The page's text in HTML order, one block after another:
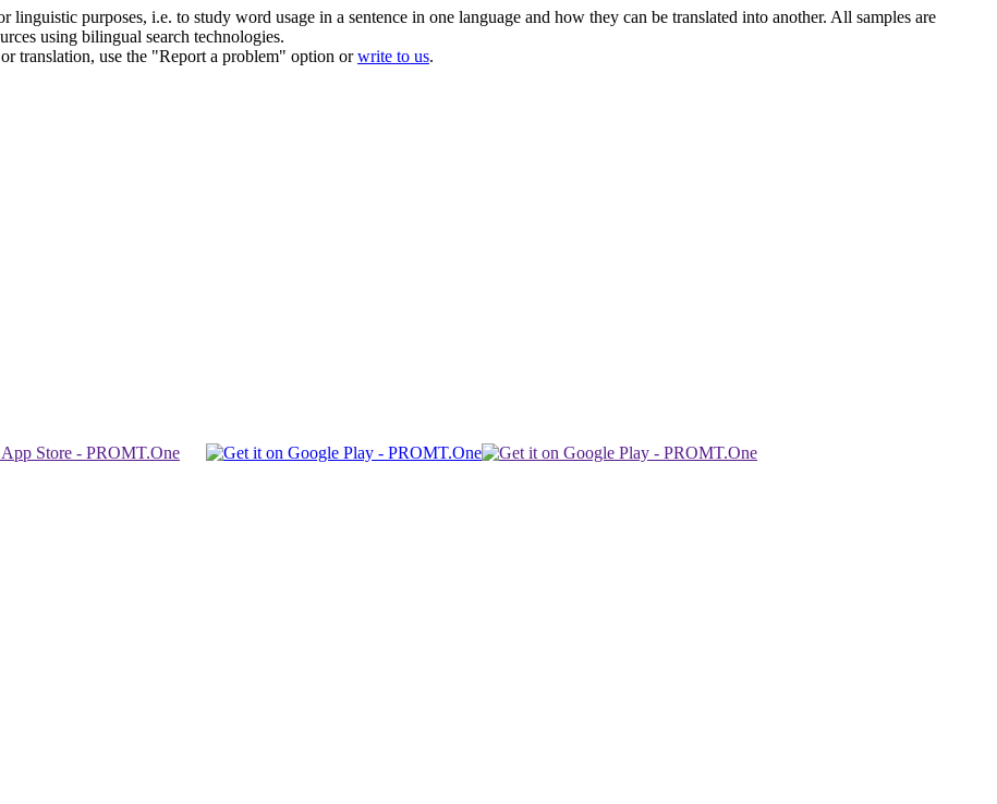
purposes, i.e. to study word usage in a sentence in one language and how they can be translated into another. All samples are
using bilingual search technologies.
translation, use the "Report a problem" option orwrite to us.